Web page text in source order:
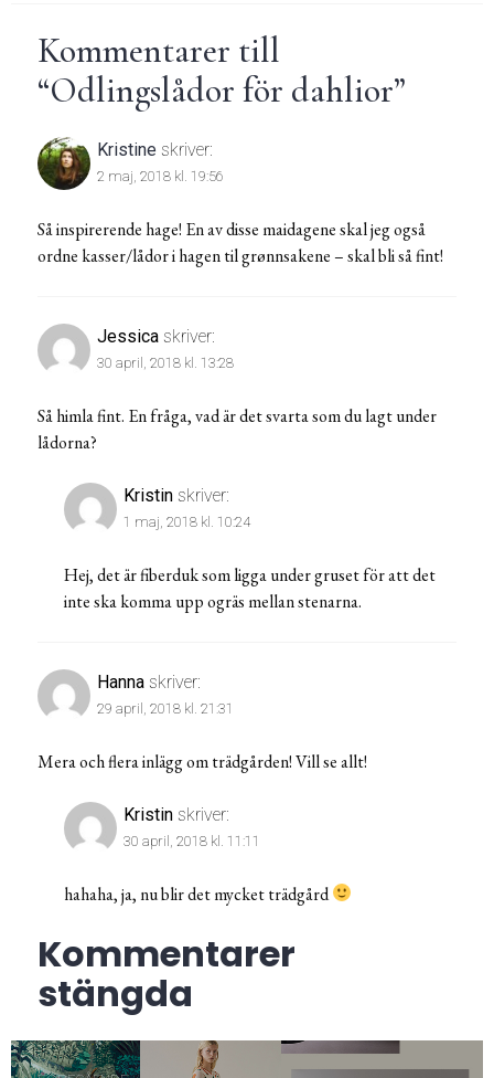
Kommentarer till
“Odlingslådor för dahlior”
Kristine skriver:
2 maj, 2018 kl. 19:56
Så inspirerende hage! En av disse maidagene skal jeg også
ordne kasser/lådor i hagen til grønnsakene – skal bli så fint!
Jessica skriver:
30 april, 2018 kl. 13:28
Så himla fint. En fråga, vad är det svarta som du lagt under
lådorna?
Kristin skriver:
1 maj, 2018 kl. 10:24
Hej, det är fiberduk som ligga under gruset för att det
inte ska komma upp ogräs mellan stenarna.
Hanna skriver:
29 april, 2018 kl. 21:31
Mera och flera inlägg om trädgården! Vill se allt!
Kristin skriver:
30 april, 2018 kl. 11:11
hahaha, ja, nu blir det mycket trädgård
Kommentarer
stängda
Inläggsnavigering